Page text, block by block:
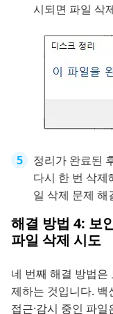
시되면 파일 삭
정리가 완료된
다시 한 번 삭제
일 삭제 문제 해
해결 방법 4: 보
파일 삭제 시도
네 번째 해결 방법
제하는 것입니다. 백
접근·감시 중인 파